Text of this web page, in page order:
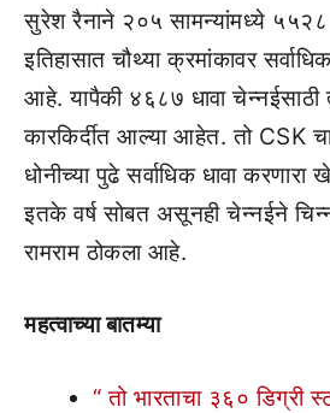
सुरेश रैनाने २०५ सामन्यांमध्ये
इतिहासात चौथ्या क्रमांकावर
आहे. यापैकी ४६८७ धावा चेन्नईसाठी
कारकिर्दीत आल्या आहेत. तो CSK
धोनीच्या पुढे सर्वाधिक धावा
इतके वर्ष सोबत असूनही चेन्नईने
रामराम ठोकला आहे.
महत्वाच्या बातम्या
“ तो भारताचा ३६० डिग्री